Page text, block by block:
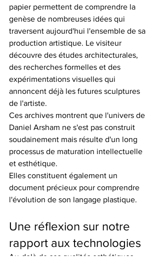
papier permettent de comprendre la
genèse de nombreuses idées qui
traversent aujourd'hui l'ensemble de sa
production artistique. Le visiteur
découvre des études architecturales,
des recherches formelles et des
expérimentations visuelles qui
annoncent déjà les futures sculptures
de l'artiste.
Ces archives montrent que l'univers de
Daniel Arsham ne s'est pas construit
soudainement mais résulte d'un long
processus de maturation intellectuelle
et esthétique.
Elles constituent également un
document précieux pour comprendre
l'évolution de son langage plastique.
Une réflexion sur notre
rapport aux technologies
Au-delà de ses qualités esthétiques,